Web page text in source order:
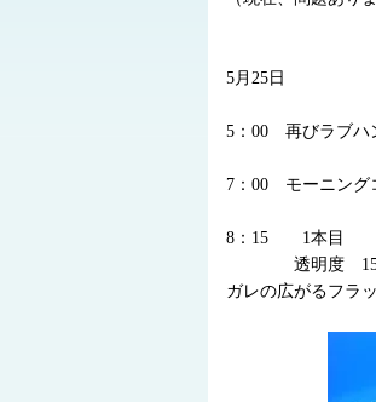
5月25日
5：00 再びラブハ
7：00 モーニン
8：15 1本目
透明度
ガレの広がるフラ